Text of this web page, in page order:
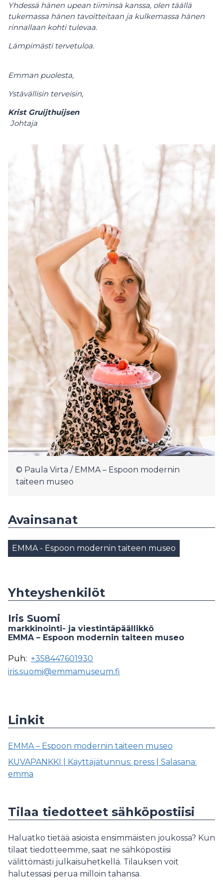
Yhdessä hänen upean tiiminsä kanssa, olen täällä
tukemassa hänen tavoitteitaan ja kulkemassa hänen
rinnallaan kohti tulevaa.
Lämpimästi tervetuloa.
Emman puolesta,
Ystävällisin terveisin,
Krist Gruijthuijsen
Johtaja
© Paula Virta / EMMA – Espoon modernin
taiteen museo
Avainsanat
EMMA - Espoon modernin taiteen museo
Yhteyshenkilöt
Iris Suomi
markkinointi- ja viestintäpäällikkö
EMMA – Espoon modernin taiteen museo
Puh: +358447601930
iris.suomi@emmamuseum.fi
Linkit
EMMA – Espoon modernin taiteen museo
KUVAPANKKI | Käyttäjätunnus: press | Salasana:
emma
Tilaa tiedotteet sähköpostiisi
Haluatko tietää asioista ensimmäisten joukossa? Kun
tilaat tiedotteemme, saat ne sähköpostiisi
välittömästi julkaisuhetkellä. Tilauksen voit
halutessasi perua milloin tahansa.